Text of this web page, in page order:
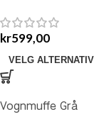
kr599,00
VELG ALTERNATIV
Vognmuffe Grå